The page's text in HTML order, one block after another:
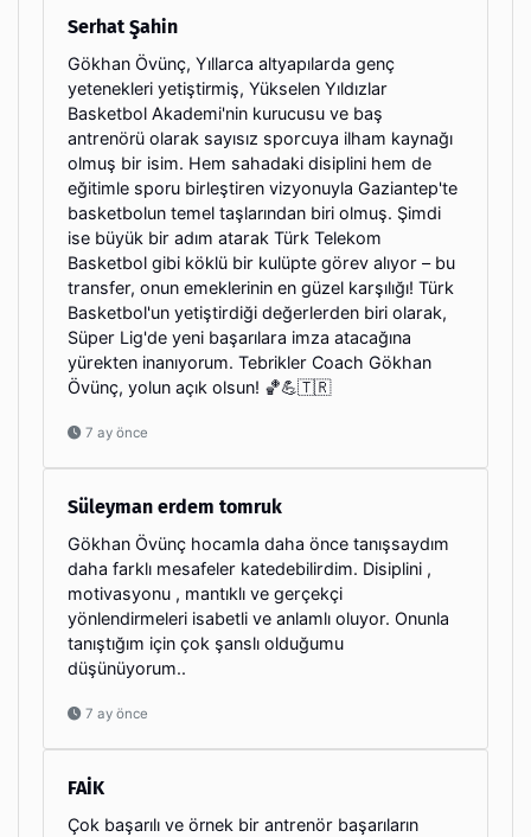
Serhat Şahin
Gökhan Övünç, Yıllarca altyapılarda genç
yetenekleri yetiştirmiş, Yükselen Yıldızlar
Basketbol Akademi'nin kurucusu ve baş
antrenörü olarak sayısız sporcuya ilham kaynağı
olmuş bir isim. Hem sahadaki disiplini hem de
eğitimle sporu birleştiren vizyonuyla Gaziantep'te
basketbolun temel taşlarından biri olmuş. Şimdi
ise büyük bir adım atarak Türk Telekom
Basketbol gibi köklü bir kulüpte görev alıyor – bu
transfer, onun emeklerinin en güzel karşılığı! Türk
Basketbol'un yetiştirdiği değerlerden biri olarak,
Süper Lig'de yeni başarılara imza atacağına
yürekten inanıyorum. Tebrikler Coach Gökhan
Övünç, yolun açık olsun! 🏀💪🇹🇷
7 ay önce
Süleyman erdem tomruk
Gökhan Övünç hocamla daha önce tanışsaydım
daha farklı mesafeler katedebilirdim. Disiplini ,
motivasyonu , mantıklı ve gerçekçi
yönlendirmeleri isabetli ve anlamlı oluyor. Onunla
tanıştığım için çok şanslı olduğumu
düşünüyorum..
7 ay önce
FAİK
Çok başarılı ve örnek bir antrenör başarıların